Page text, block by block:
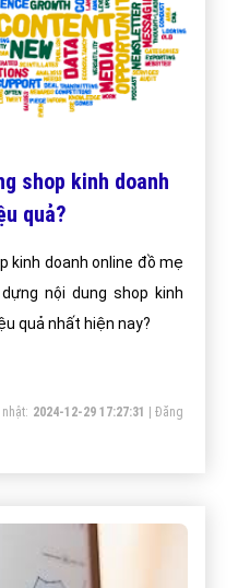
shop kinh doanh
quả?
kinh doanh online đồ mẹ
nội dung shop kinh
quả nhất hiện nay?
2024-12-29 17:27:31 |Đăng